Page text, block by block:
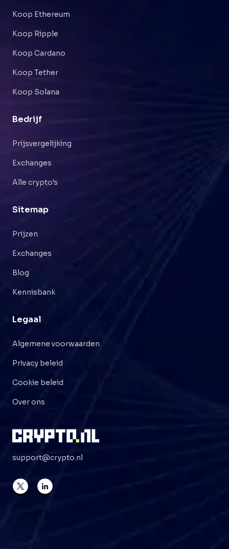
Koop Ethereum
Koop Ripple
Koop Cardano
Koop Tether
Koop Solana
Bedrijf
Prijsvergelijking
Exchanges
Alle crypto's
Sitemap
Prijzen
Exchanges
Blog
Kennisbank
Legaal
Algemene voorwaarden
Privacy beleid
Cookie beleid
Over ons
support@crypto.nl